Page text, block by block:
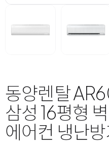
동양렌탈
삼성 16평형
에어컨 냉난방